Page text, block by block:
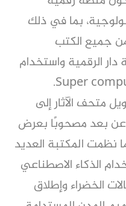
بما في ذلك
من جميع الكتب
الرقمية واستخدام
متحف الآثار إلى
عن بعد مصحوبًا بعرض
نظمت المكتبة العديد
الذكاء الاصطناعي
الخضراء وإطلاق